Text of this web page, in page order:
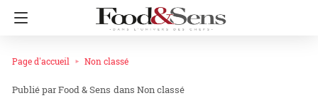
Page d'accueil Non classé
Food & Sens dans Non classé